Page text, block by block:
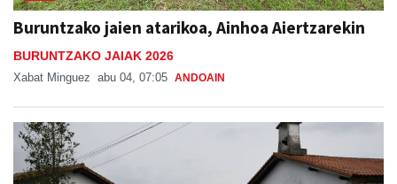
Buruntzako jaien atarikoa, Ainhoa Aiertzarekin
BURUNTZAKO JAIAK 2026
Xabat Minguez abu 04, 07:05 ANDOAIN